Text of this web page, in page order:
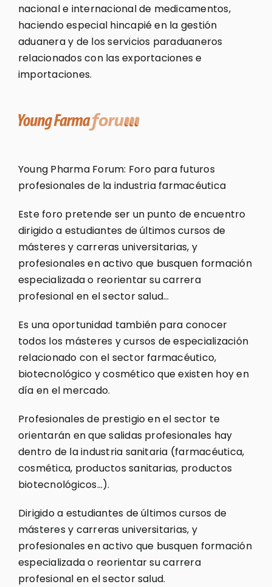
nacional e internacional de medicamentos,
haciendo especial hincapié en la gestión
aduanera y de los servicios paraduaneros
relacionados con las exportaciones e
importaciones.
Young Pharma Forum: Foro para futuros
profesionales de la industria farmacéutica
Este foro pretende ser un punto de encuentro
dirigido a estudiantes de últimos cursos de
másteres y carreras universitarias, y
profesionales en activo que busquen formación
especializada o reorientar su carrera
profesional en el sector salud…
Es una oportunidad también para conocer
todos los másteres y cursos de especialización
relacionado con el sector farmacéutico,
biotecnológico y cosmético que existen hoy en
día en el mercado.
Profesionales de prestigio en el sector te
orientarán en que salidas profesionales hay
dentro de la industria sanitaria (farmacéutica,
cosmética, productos sanitarias, productos
biotecnológicos…).
Dirigido a estudiantes de últimos cursos de
másteres y carreras universitarias, y
profesionales en activo que busquen formación
especializada o reorientar su carrera
profesional en el sector salud.